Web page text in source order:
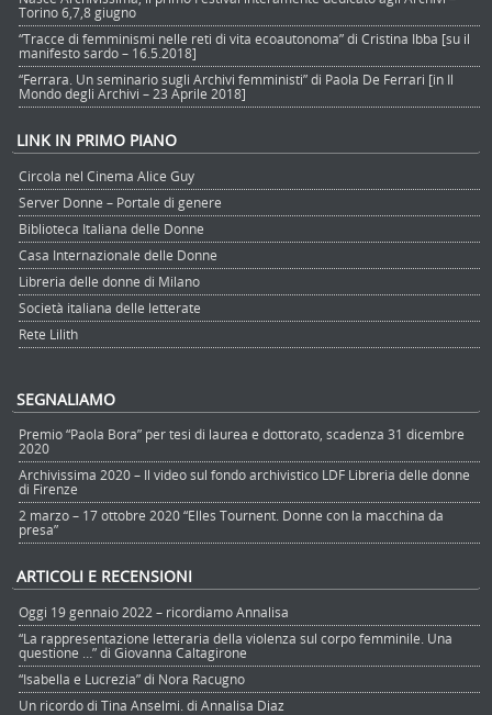
Torino 6,7,8 giugno
“Tracce di femminismi nelle reti di vita ecoautonoma” di Cristina Ibba [su il
manifesto sardo – 16.5.2018]
“Ferrara. Un seminario sugli Archivi femministi” di Paola De Ferrari [in Il
Mondo degli Archivi – 23 Aprile 2018]
LINK IN PRIMO PIANO
Circola nel Cinema Alice Guy
Server Donne – Portale di genere
Biblioteca Italiana delle Donne
Casa Internazionale delle Donne
Libreria delle donne di Milano
Società italiana delle letterate
Rete Lilith
SEGNALIAMO
Premio “Paola Bora” per tesi di laurea e dottorato, scadenza 31 dicembre
2020
Archivissima 2020 – Il video sul fondo archivistico LDF Libreria delle donne
di Firenze
2 marzo – 17 ottobre 2020 “Elles Tournent. Donne con la macchina da
presa”
ARTICOLI E RECENSIONI
Oggi 19 gennaio 2022 – ricordiamo Annalisa
“La rappresentazione letteraria della violenza sul corpo femminile. Una
questione …” di Giovanna Caltagirone
“Isabella e Lucrezia” di Nora Racugno
Un ricordo di Tina Anselmi. di Annalisa Diaz